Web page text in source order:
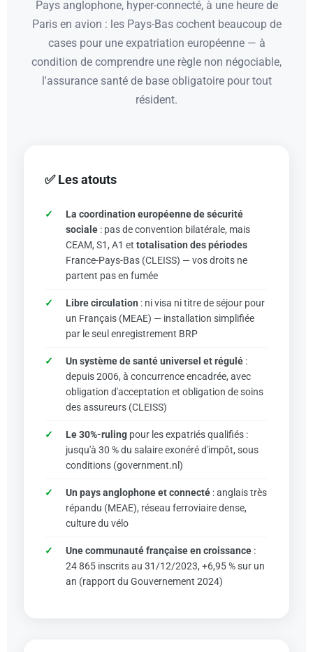
Pays anglophone, hyper-connecté, à une heure de
Paris en avion : les Pays-Bas cochent beaucoup de
cases pour une expatriation européenne — à
condition de comprendre une règle non négociable,
l'assurance santé de base obligatoire pour tout
résident.
✅ Les atouts
La coordination européenne de sécurité
sociale : pas de convention bilatérale, mais
CEAM, S1, A1 et totalisation des périodes
France-Pays-Bas (CLEISS) — vos droits ne
partent pas en fumée
Libre circulation : ni visa ni titre de séjour pour
un Français (MEAE) — installation simplifiée
par le seul enregistrement BRP
Un système de santé universel et régulé :
depuis 2006, à concurrence encadrée, avec
obligation d'acceptation et obligation de soins
des assureurs (CLEISS)
Le 30%-ruling pour les expatriés qualifiés :
jusqu'à 30 % du salaire exonéré d'impôt, sous
conditions (government.nl)
Un pays anglophone et connecté : anglais très
répandu (MEAE), réseau ferroviaire dense,
culture du vélo
Une communauté française en croissance :
24 865 inscrits au 31/12/2023, +6,95 % sur un
an (rapport du Gouvernement 2024)